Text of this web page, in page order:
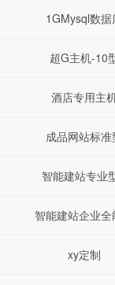
1GMysql数据
超G主机-10
酒店专用主
成品网站标准
智能建站专业
智能建站企业全
xy定制